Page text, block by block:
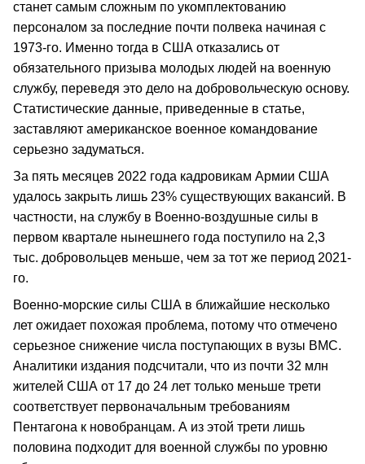
станет самым сложным по укомплектованию
персоналом за последние почти полвека начиная с
1973-го. Именно тогда в США отказались от
обязательного призыва молодых людей на военную
службу, переведя это дело на добровольческую основу.
Статистические данные, приведенные в статье,
заставляют американское военное командование
серьезно задуматься.
За пять месяцев 2022 года кадровикам Армии США
удалось закрыть лишь 23% существующих вакансий. В
частности, на службу в Военно-воздушные силы в
первом квартале нынешнего года поступило на 2,3
тыс. добровольцев меньше, чем за тот же период 2021-
го.
Военно-морские силы США в ближайшие несколько
лет ожидает похожая проблема, потому что отмечено
серьезное снижение числа поступающих в вузы ВМС.
Аналитики издания подсчитали, что из почти 32 млн
жителей США от 17 до 24 лет только меньше трети
соответствует первоначальным требованиям
Пентагона к новобранцам. А из этой трети лишь
половина подходит для военной службы по уровню